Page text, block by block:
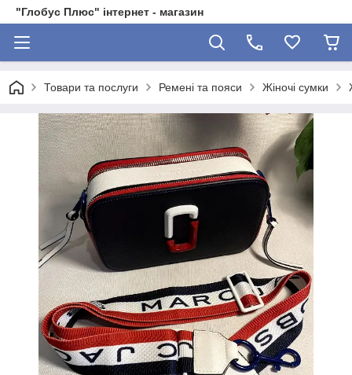
"Глобус Плюс" інтернет - магазин
Товари та послуги Ремені та пояси Жіночі сумки